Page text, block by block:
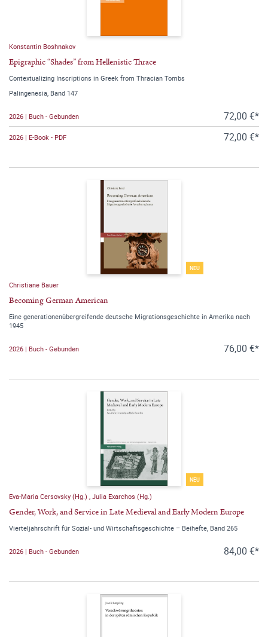
Konstantin Boshnakov
Epigraphic “Shades” from Hellenistic Thrace
Contextualizing Inscriptions in Greek from Thracian Tombs
Palingenesia, Band 147
2026 | Buch - Gebunden 72,00 €*
2026 | E-Book - PDF 72,00 €*
NEU
Christiane Bauer
Becoming German American
Eine generationenübergreifende deutsche Migrationsgeschichte in Amerika nach
1945
2026 | Buch - Gebunden 76,00 €*
NEU
Eva-Maria Cersovsky (Hg.) , Julia Exarchos (Hg.)
Gender, Work, and Service in Late Medieval and Early Modern Europe
Vierteljahrschrift für Sozial- und Wirtschaftsgeschichte – Beihefte, Band 265
2026 | Buch - Gebunden 84,00 €*